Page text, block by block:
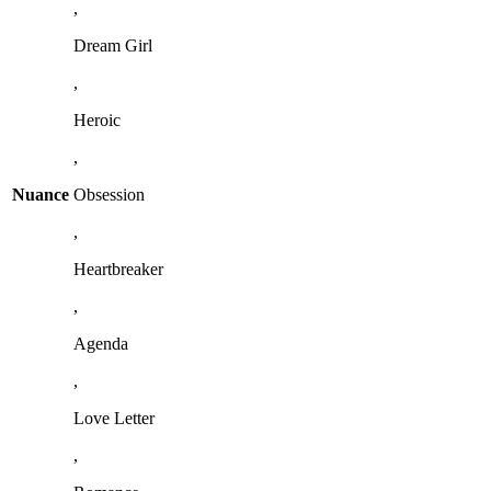
Nuance
,
Dream Girl
,
Heroic
,
Obsession
,
Heartbreaker
,
Agenda
,
Love Letter
,